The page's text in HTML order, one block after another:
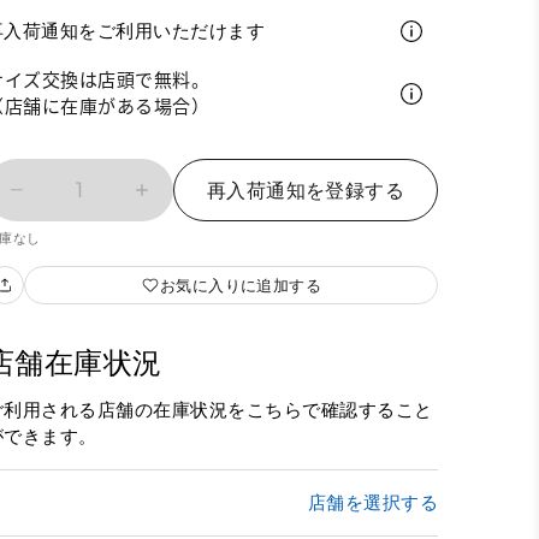
入荷通知をご利用いただけます
ズ交換は店頭で無料。
舗に在庫がある場合）
1 再入荷通知を登録する
なし
お気に入りに追加する
舗在庫状況
利用される店舗の在庫状況をこちらで確認すること
きます。
店舗を選択する